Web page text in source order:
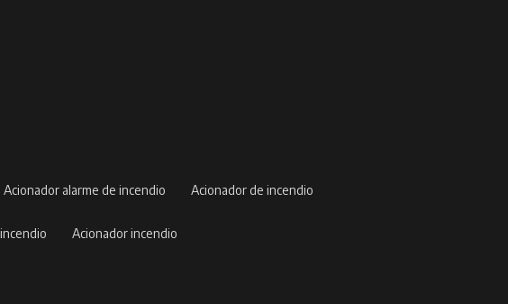
acionador alarme de incendio acionador de incendio
acionador incendio